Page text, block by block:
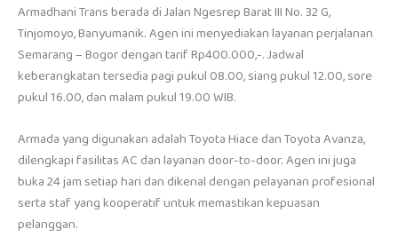
Armadhani Trans berada di Jalan Ngesrep Barat III No. 32 G,
Tinjomoyo, Banyumanik. Agen ini menyediakan layanan perjalanan
Semarang – Bogor dengan tarif Rp400.000,-. Jadwal
keberangkatan tersedia pagi pukul 08.00, siang pukul 12.00, sore
pukul 16.00, dan malam pukul 19.00 WIB.
Armada yang digunakan adalah Toyota Hiace dan Toyota Avanza,
dilengkapi fasilitas AC dan layanan door-to-door. Agen ini juga
buka 24 jam setiap hari dan dikenal dengan pelayanan profesional
serta staf yang kooperatif untuk memastikan kepuasan
pelanggan.